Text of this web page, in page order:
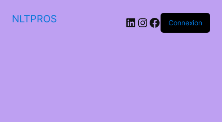
NLTPROS LinkedIn
Instagram
Facebook
Connexion